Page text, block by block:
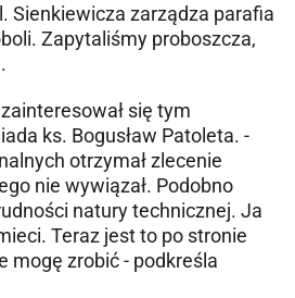
Sienkiewicza zarządza parafia
Zapytaliśmy proboszcza,
się tym
ks. Bogusław Patoleta. -
otrzymał zlecenie
nie wywiązał. Podobno
natury technicznej. Ja
Teraz jest to po stronie
mogę zrobić - podkreśla